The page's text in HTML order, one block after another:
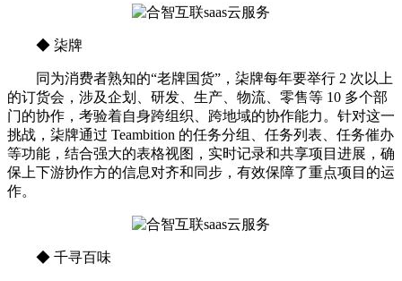
◆ 柒牌
同为消费者熟知的“老牌国货”，柒牌每年要举行 2 次以上
的订货会，涉及企划、研发、生产、物流、零售等 10 多个部
门的协作，考验着自身跨组织、跨地域的协作能力。针对这一
挑战，柒牌通过 Teambition 的任务分组、任务列表、任务催办
等功能，结合强大的表格视图，实时记录和共享项目进展，确
保上下游协作方的信息对齐和同步，有效保障了重点项目的运
作。
◆ 千寻百味